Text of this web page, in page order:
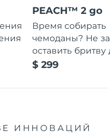
PEACH™ 2 go
Время собирать
чемоданы? Не
оставить бритву
$ 299
ИННОВАЦИЙ